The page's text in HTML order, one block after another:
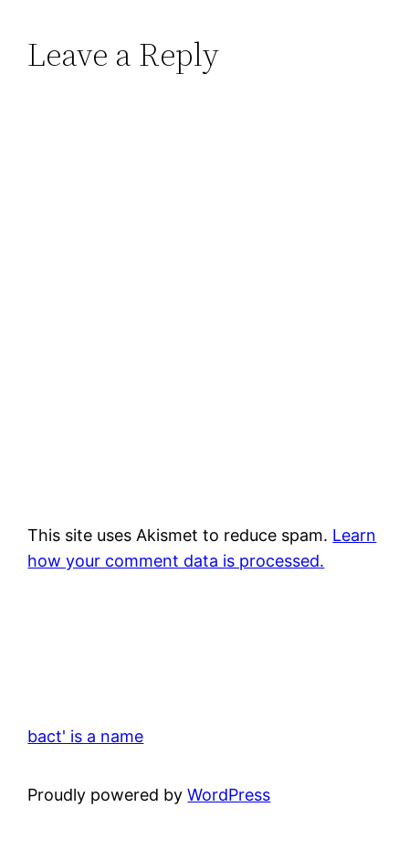
Leave a Reply
This site uses Akismet to reduce spam. Learn
how your comment data is processed.
bact' is a name
Proudly powered byWordPress